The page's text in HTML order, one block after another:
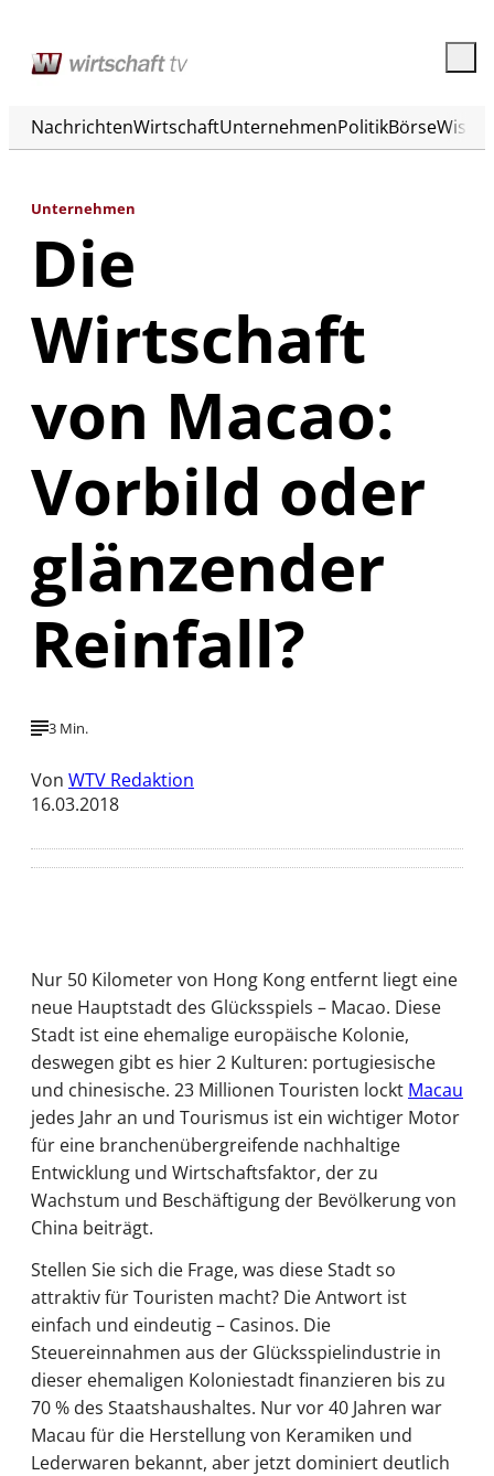
NachrichtenWirtschaftUnternehmenPolitikBörse
Unternehmen
Die
Wirtschaft
von Macao:
Vorbild oder
glänzender
Reinfall?
3 Min.
Von WTV Redaktion
16.03.2018
Nur 50 Kilometer von Hong Kong entfernt liegt eine
neue Hauptstadt des Glücksspiels – Macao. Diese
Stadt ist eine ehemalige europäische Kolonie,
deswegen gibt es hier 2 Kulturen: portugiesische
und chinesische. 23 Millionen Touristen lockt Macau
jedes Jahr an und Tourismus ist ein wichtiger Motor
für eine branchenübergreifende nachhaltige
Entwicklung und Wirtschaftsfaktor, der zu
Wachstum und Beschäftigung der Bevölkerung von
China beiträgt.
Stellen Sie sich die Frage, was diese Stadt so
attraktiv für Touristen macht? Die Antwort ist
einfach und eindeutig – Casinos. Die
Steuereinnahmen aus der Glücksspielindustrie in
dieser ehemaligen Koloniestadt finanzieren bis zu
70 % des Staatshaushaltes. Nur vor 40 Jahren war
Macau für die Herstellung von Keramiken und
Lederwaren bekannt, aber jetzt dominiert deutlich